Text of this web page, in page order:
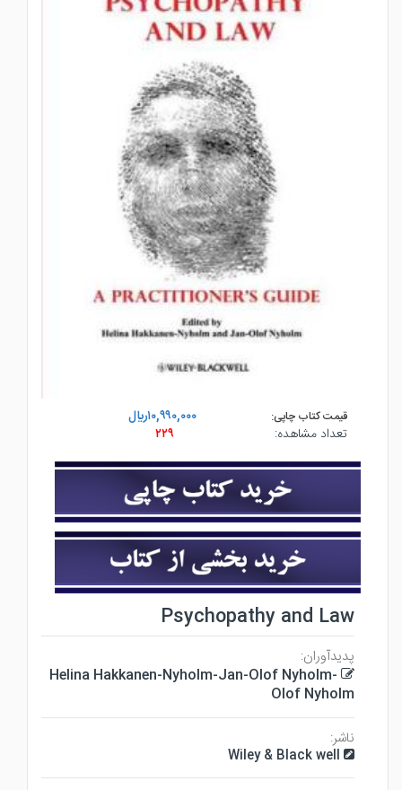
قیمت کتاب چاپی:
۱۰,۹۹۰,۰۰۰ريال
تعداد مشاهده:
۲۲۹
Psychopathy and Law
پدیدآوران:
Helina Hakkanen-Nyholm-Jan-Olof Nyholm-
Olof Nyholm
ناشر:
Wiley & Black well